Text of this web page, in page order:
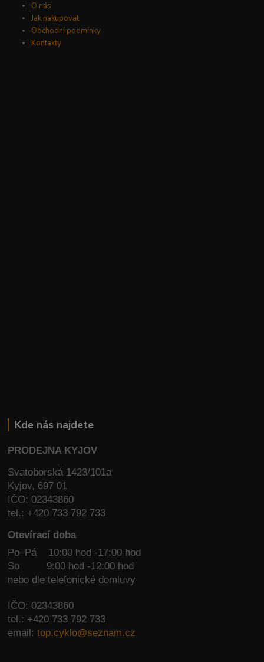
O nás
Jak nakupovat
Obchodní podmínky
Kontakty
Kde nás najdete
PRODEJNA KYJOV
Svatoborská 1423/101a
Kyjov, 697 01
IČO: 02343860
tel.: +420 733 792 733
Otevírací doba
Po–Pá 10:00 hod -17:00 hod
So
9:00 hod -12:00 hod
nebo dle telefonické domluvy
IČO: 02343860
tel.: +420 733 792 733
email:top.cyklo@seznam.cz